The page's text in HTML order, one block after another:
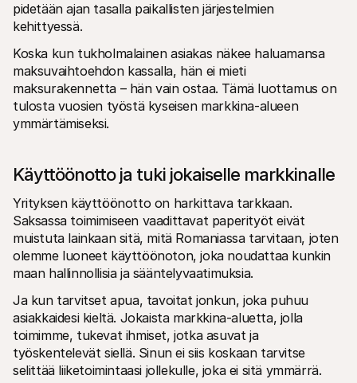
pidetään ajan tasalla paikallisten järjestelmien
kehittyessä.
Koska kun tukholmalainen asiakas näkee haluamansa
maksuvaihtoehdon kassalla, hän ei mieti
maksurakennetta – hän vain ostaa. Tämä luottamus on
tulosta vuosien työstä kyseisen markkina-alueen
ymmärtämiseksi.
Käyttöönotto ja tuki jokaiselle markkinalle
Yrityksen käyttöönotto on harkittava tarkkaan.
Saksassa toimimiseen vaadittavat paperityöt eivät
muistuta lainkaan sitä, mitä Romaniassa tarvitaan, joten
olemme luoneet käyttöönoton, joka noudattaa kunkin
maan hallinnollisia ja sääntelyvaatimuksia.
Ja kun tarvitset apua, tavoitat jonkun, joka puhuu
asiakkaidesi kieltä. Jokaista markkina-aluetta, jolla
toimimme, tukevat ihmiset, jotka asuvat ja
työskentelevät siellä. Sinun ei siis koskaan tarvitse
selittää liiketoimintaasi jollekulle, joka ei sitä ymmärrä.